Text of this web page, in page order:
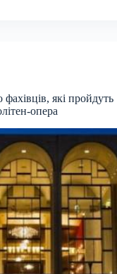
які пройдуть
опера